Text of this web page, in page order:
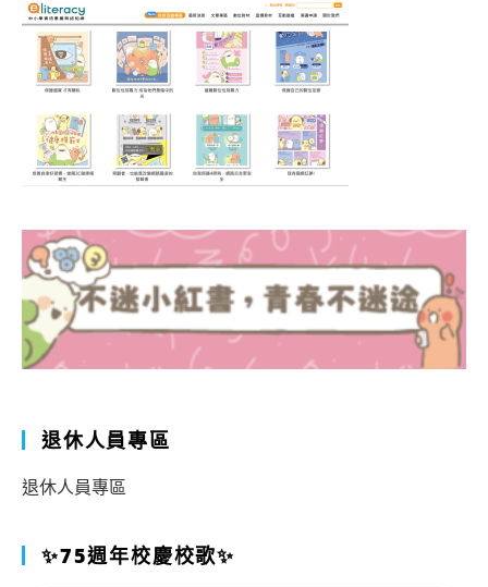
退休人員專區
退休人員專區
✨75週年校慶校歌✨